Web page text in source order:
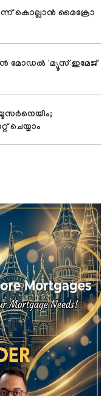
കൊല്ലാന്‍ മൈക്രോ
മോഡല്‍ 'മ്യൂസ് ഇമേജ്'
ചെയ്യാം